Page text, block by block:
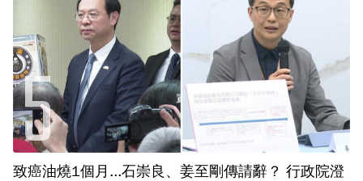
致癌油燒1個月...石崇良、姜至剛傳請辭？ 行政院澄